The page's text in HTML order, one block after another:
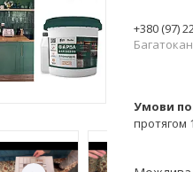
+380 (97)
протягом